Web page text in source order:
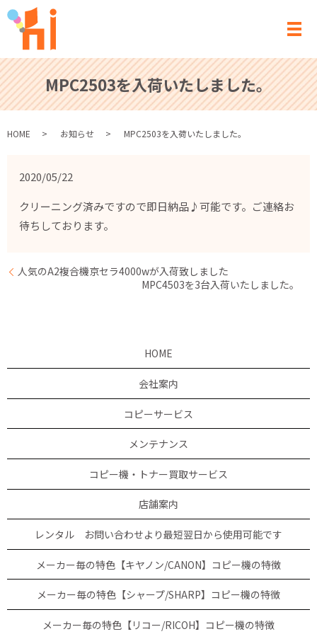
メ
MPC2503を入荷いたしました。
HOME お知らせ MPC2503を入荷いたしました。
2020/05/22
クリーニング済みですので即日納品♪可能です。ご連絡お
待ちしております。
人気のA2複合機京セラ4000wが入荷致しました
MPC4503を3台入荷いたしました。
HOME
会社案内
コピーサービス
メンテナンス
コピー機・トナー買取サービス
店舗案内
レンタル お問い合わせより最短翌日から使用可能です
メーカー毎の特色【キヤノン/CANON】コピー機の特徴
メーカー毎の特色【シャープ/SHARP】コピー機の特徴
メーカー毎の特色【リコー/RICOH】コピー機の特徴